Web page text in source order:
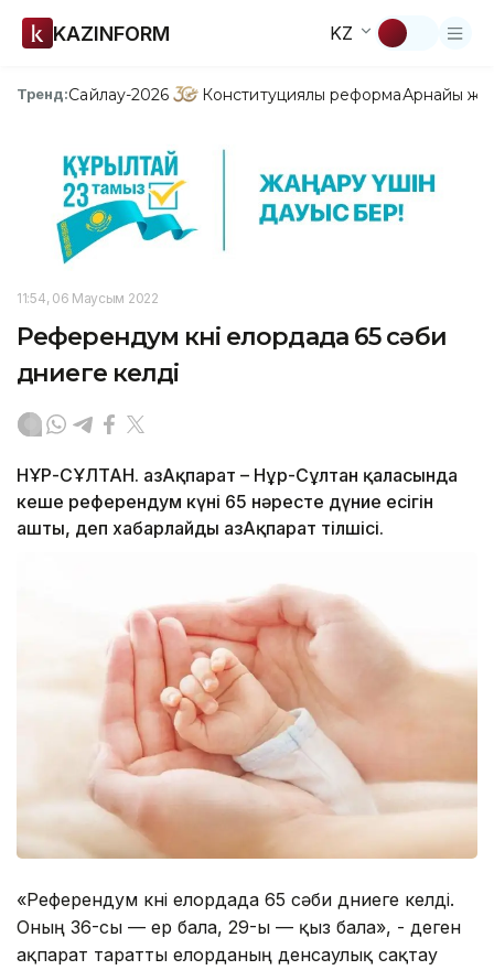
KAZINFORM KZ
Тренд:Сайлау-2026 Конституциялық реформаАрнайы
11:54, 06 Маусым 2022
Референдум күні елордада 65 сәби
дүниеге келді
НҰР-СҰЛТАН. ҚазАқпарат – Нұр-Сұлтан қаласында
кеше референдум күні 65 нәресте дүние есігін
ашты, деп хабарлайды ҚазАқпарат тілшісі.
«Референдум күні елордада 65 сәби дүниеге келді.
Оның 36-сы — ер бала, 29-ы — қыз бала», - деген
ақпарат таратты елорданың денсаулық сақтау